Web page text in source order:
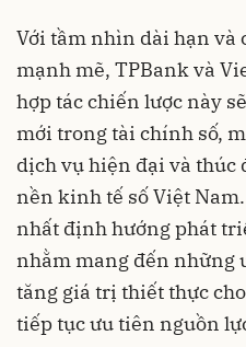
Với tầm nhìn dài hạn và
mạnh mẽ, TPBank và
hợp tác chiến lược này
mới trong tài chính số,
dịch vụ hiện đại và thúc
nền kinh tế số Việt
nhất định hướng phát
nhằm mang đến những
tăng giá trị thiết thực
tiếp tục ưu tiên nguồn